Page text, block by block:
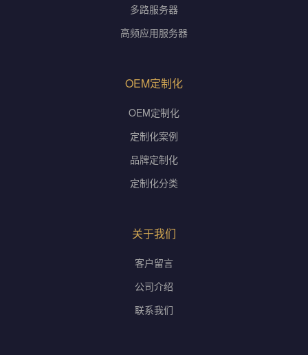
多路服务器
高频应用服务器
OEM定制化
OEM定制化
定制化案例
品牌定制化
定制化分类
关于我们
客户留言
公司介绍
联系我们